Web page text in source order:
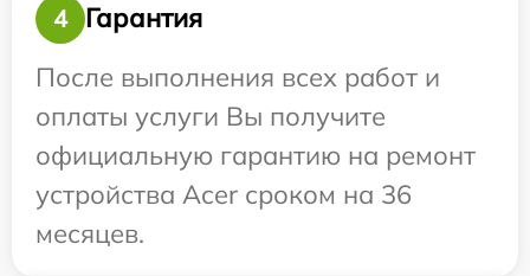
4
Гарантия
После выполнения всех работ и
оплаты услуги Вы получите
официальную гарантию на ремонт
устройства Acer сроком на 36
месяцев.